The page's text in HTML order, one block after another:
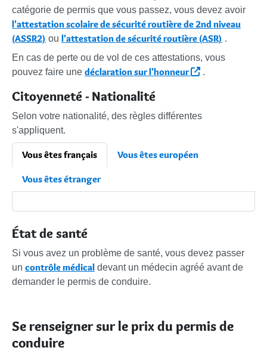
catégorie de permis que vous passez, vous devez avoir
l'attestation scolaire de sécurité routière de 2nd niveau
(ASSR2) ou l'attestation de sécurité routière (ASR) .
En cas de perte ou de vol de ces attestations, vous
pouvez faire une déclaration sur l'honneur .
Citoyenneté - Nationalité
Selon votre nationalité, des règles différentes
s'appliquent.
Vous êtes français Vous êtes européen
Vous êtes étranger
État de santé
Si vous avez un problème de santé, vous devez passer
un contrôle médical devant un médecin agréé avant de
demander le permis de conduire.
Se renseigner sur le prix du permis de
conduire